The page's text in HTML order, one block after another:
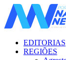
EDITORIAS
REGIÕES